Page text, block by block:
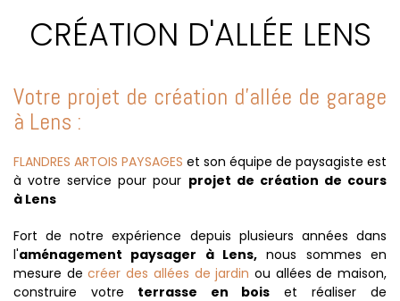
CRÉATION D'ALLÉE LENS
Votre projet de création d'allée de garage
à Lens :
FLANDRES ARTOIS PAYSAGES et son équipe de paysagiste est
à votre service pour pour projet de création de cours
à Lens
Fort de notre expérience depuis plusieurs années dans
l'aménagement paysager à Lens, nous sommes en
mesure decréer des allées de jardin ou allées de maison,
construire votre terrasse en bois et réaliser de